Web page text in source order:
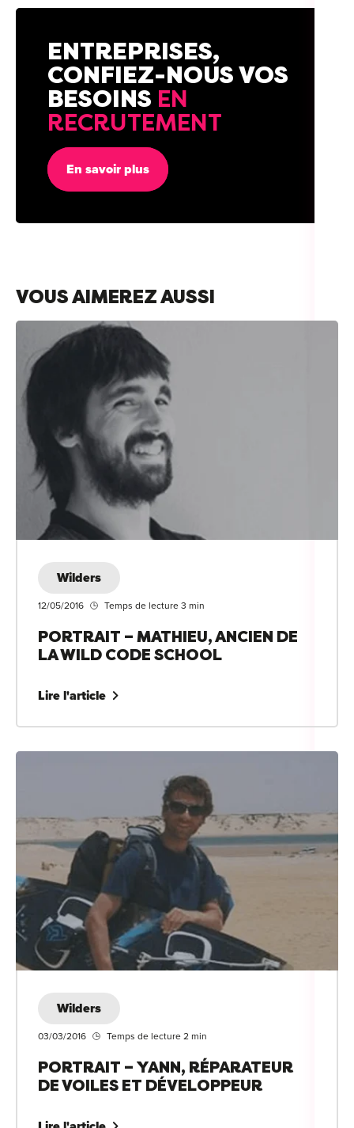
ENTREPRISES,
CONFIEZ-NOUS VOS
BESOINS EN
RECRUTEMENT
En savoir plus
VOUS AIMEREZ AUSSI
Wilders
12/05/2016 Temps de lecture 3 min
PORTRAIT – MATHIEU, ANCIEN DE
LA WILD CODE SCHOOL
Lire l'article
Wilders
03/03/2016 Temps de lecture 2 min
PORTRAIT – YANN, RÉPARATEUR
DE VOILES ET DÉVELOPPEUR